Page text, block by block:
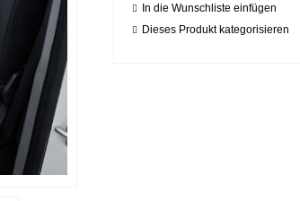
In die Wunschliste einfügen
Dieses Produkt kategorisieren